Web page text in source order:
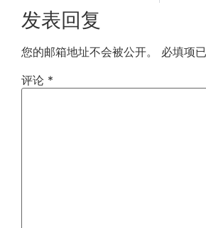
发表回复
您的邮箱地址不会被公开。 必填项
评论 *